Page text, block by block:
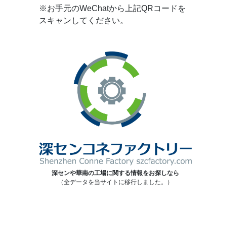
※お手元のWeChatから上記QRコードを
スキャンしてください。
深センや華南の工場に関する情報をお探しなら
（全データを当サイトに移行しました。）